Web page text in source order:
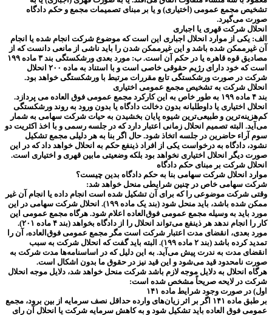
تشخیص مجمع عمومی (اختیاری) و یا بر مبنای تصمیمات مجمع و حکم دادگاه
صورت می‌گیرد.
انحلال شرکت قهری یا اجباری
الف: یکی از موارد انحلال اجباری این است که موضوع شرکت انجام شده یا انجام
آن غیرممکن شده باشد و این غیرممکن شدن را باید ناشی از مانعی دانست که از
مصادیق قوه قاهره یا در حکم آن است. ب: مورد بعدی ورشکستگی بند ۳ ماده ۱۹۹
است که خود دارای رژیم حقوقی خاصی است و با استناد به ماده ۲۰۰ انحلال
شرکت در صورت ورشکستگی تابع مقررات مرتبط با ورشکستگی خواهد بود.
انحلال شرکت به تشخیص مجمع عمومی اختیاری
بند ۴ ماده ۱۹۹ به طور خاص به این کارکرد مجمع عمومی فوق العاده می پردازد.
انحلال اختیاری یا داوطلبانه بدون دخالت دادگاه یا بدون ورود به روند ورشکستگی
کم‌هزینه‌ترین و طبیعی‌ترین شیوه پایان بخشیدن به حیات شرکت سهامی به شمار
می‌آید. البته تصمیم انحلال زمانی اعتبار دارد که در جلسه رسمی و با اخذ اکثریت دو
سوم آراء حاضرین در جلسه اتخاذ شود. حال اگر بنا به هر دلیلی مجمع تشکیل
نشود، دادگاه به درخواست یکی از افراد ذینفع حکم به انحلال خواهد داد که در این
صورت دیگر انحلال اختیاری نخواهد بود بلکه وضعیتی مابین قهری و اختیاری است.
انحلال شرکت بر مبنای حکم دادگاه
موارد انحلال شرکت سهامی بنا به حکم دادگاه بدین چیست؟
شرکت سهامی خاص در چنین شرایطی منحل خواهد شد:
وقتی شرکت موضوعی را که برای آن تشکیل شده است انجام داده یا انجام آن غیر
ممکن شده باشد، باید منحل شود (بند یک ماده ۱۹۹). انحلال شرکت سهامی در این
مورد باید به وسیله مجمع عمومی فوق‌العاده اعلام شود. هرگاه مجمع عمومی این
کار را انجام ندهد هر ذینفع می‌‌‌تواند انحلال را از دادگاه بخواهد (بند ۴ ماده ۲۰۱).
مورد بعدی، انقضای مدت اعتبار شرکت است مگر مجمع عمومی فوق‌العاده، آن را
تمدید کرده باشد (بند ۲ ماده ۱۹۹). البته باید گفت که انحلال شرکت به سبب
انقضای مدت به ندرت پیش می‌‌‌آید. به این دلیل که در اساسنامه‌‌‌ها مدت شرکت به
صورت نامحدود قید می‌‌‌شود و این قید نیز در حقوق ما بدون اشکال است.
هرگاه انحلال به دلایل موجه لازم باشد شرکت منحل خواهد شد، دلایل موجه انحلال
شرکت در لایحه صریحاً مشخص شده است:
اول) در صورت وجود شرایط ماده ۱۴۱
بر طبق ماده ۱۴۱ اگر بر اثر زیان‌های وارده حداقل نصف سرمایه از بین برود، مجمع
عمومی فوق العاده باید تشکیل شود و به کاهش سرمایه شرکت یا انحلال آن رای